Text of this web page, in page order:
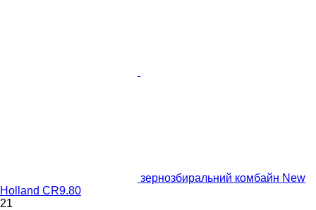
зернозбиральний комбайн New
Holland CR9.80
21